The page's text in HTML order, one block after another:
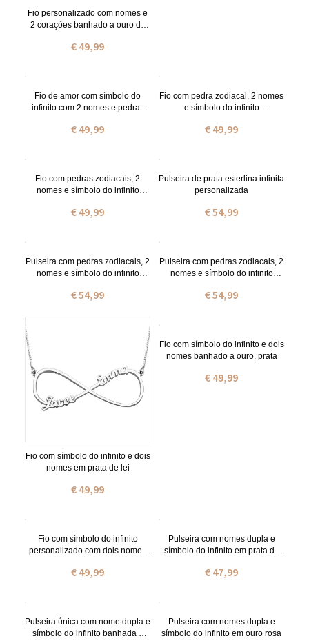
Fio personalizado com nomes e
2 corações banhado a ouro de
€ 49,99
Fio de amor com símbolo do
infinito com 2 nomes e pedras
€ 49,99
Fio com pedra zodiacal, 2 nomes
e símbolo do infinito
€ 49,99
Fio com pedras zodiacais, 2
nomes e símbolo do infinito
€ 49,99
Pulseira de prata esterlina infinita
personalizada
€ 54,99
Pulseira com pedras zodiacais, 2
nomes e símbolo do infinito
€ 54,99
Pulseira com pedras zodiacais, 2
nomes e símbolo do infinito
€ 54,99
Fio com símbolo do infinito e dois
nomes em prata de lei
€ 49,99
Fio com símbolo do infinito e dois
nomes banhado a ouro, prata
€ 49,99
Fio com símbolo do infinito
personalizado com dois nomes
€ 49,99
Pulseira com nomes dupla e
símbolo do infinito em prata de
€ 47,99
Pulseira única com nome dupla e
símbolo do infinito banhada a
Pulseira com nomes dupla e
símbolo do infinito em ouro rosa